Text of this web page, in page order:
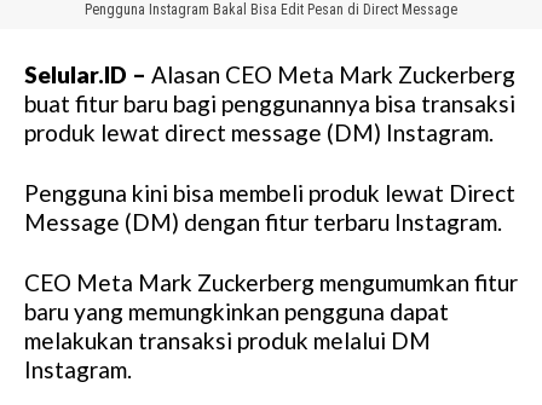
Pengguna Instagram Bakal Bisa Edit Pesan di Direct Message
Selular.ID – Alasan CEO Meta Mark Zuckerberg
buat fitur baru bagi penggunannya bisa transaksi
produk lewat direct message (DM) Instagram.
Pengguna kini bisa membeli produk lewat Direct
Message (DM) dengan fitur terbaru Instagram.
CEO Meta Mark Zuckerberg mengumumkan fitur
baru yang memungkinkan pengguna dapat
melakukan transaksi produk melalui DM
Instagram.